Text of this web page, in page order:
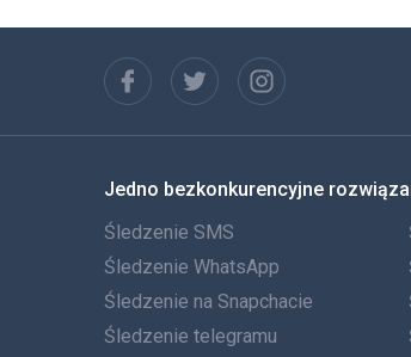
Jedno bezkonkurencyjne
Śledzenie SMS
Śledzenie WhatsApp
Śledzenie na Snapchacie
Śledzenie telegramu